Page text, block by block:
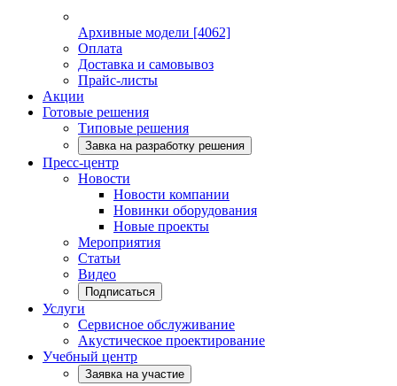
Архивные модели [4062]
Оплата
Доставка и самовывоз
Прайс-листы
Акции
Готовые решения
Типовые решения
Завка на разработку решения
Пресс-центр
Новости
Новости компании
Новинки оборудования
Новые проекты
Мероприятия
Статьи
Видео
Подписаться
Услуги
Сервисное обслуживание
Акустическое проектирование
Учебный центр
Заявка на участие